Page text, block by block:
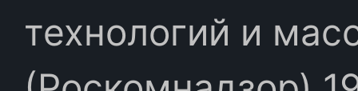
технологий и